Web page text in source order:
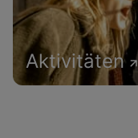
Aktivitäten